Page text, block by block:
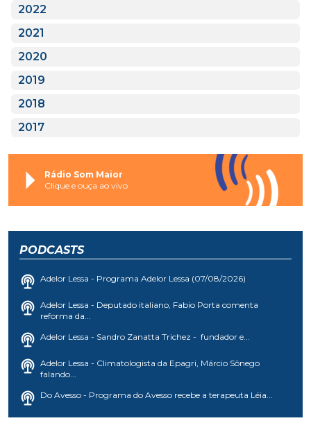
2022
2021
2020
2019
2018
2017
Rádio Som Maior
Clique e ouça ao vivo
PODCASTS
Adelor Lessa - Programa Adelor Lessa (07/08/2026)
Adelor Lessa - Deputado italiano, Fabio Porta comenta
reforma da...
Adelor Lessa - Sandro Zanatta Trichez - fundador e...
Adelor Lessa - Climatologista da Epagri, Márcio Sônego
falando...
Do Avesso - Programa do Avesso recebe a terapeuta Léia...